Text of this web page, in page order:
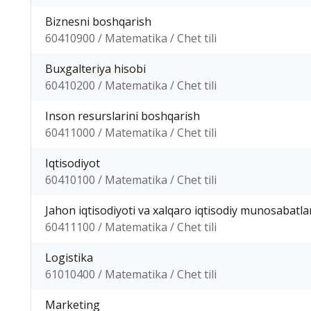
Biznesni boshqarish
60410900 / Matematika / Chet tili
Buxgalteriya hisobi
60410200 / Matematika / Chet tili
Inson resurslarini boshqarish
60411000 / Matematika / Chet tili
Iqtisodiyot
60410100 / Matematika / Chet tili
Jahon iqtisodiyoti va xalqaro iqtisodiy
60411100 / Matematika / Chet tili
Logistika
61010400 / Matematika / Chet tili
Marketing